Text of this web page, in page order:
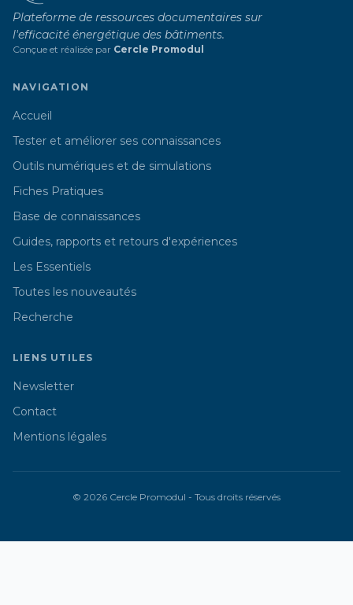
Plateforme de ressources documentaires sur
l'efficacité énergétique des bâtiments.
Conçue et réalisée par Cercle Promodul
NAVIGATION
Accueil
Tester et améliorer ses connaissances
Outils numériques et de simulations
Fiches Pratiques
Base de connaissances
Guides, rapports et retours d'expériences
Les Essentiels
Toutes les nouveautés
Recherche
LIENS UTILES
Newsletter
Contact
Mentions légales
© 2026 Cercle Promodul - Tous droits réservés